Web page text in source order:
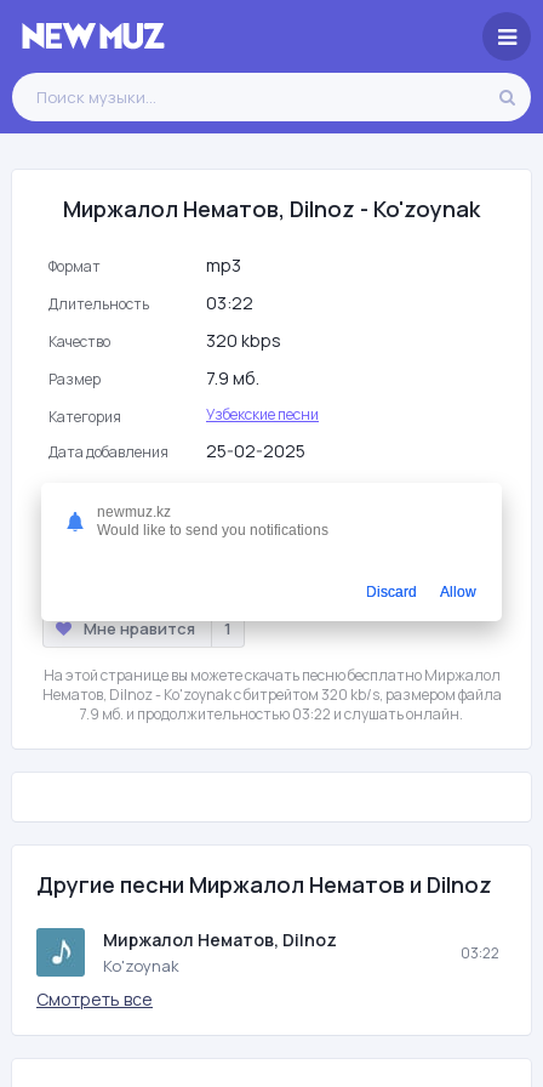
Миржалол Нематов, Dilnoz - Ko'zoynak
Формат mp3
Длительность 03:22
Качество 320 kbps
Размер 7.9 мб.
Категория
Узбекские песни
Дата добавления
25-02-2025
Мне нравится 1
На этой странице вы можете скачать песню бесплатно Миржалол
Нематов, Dilnoz - Ko'zoynak с битрейтом 320 kb/s, размером файла
7.9 мб. и продолжительностью 03:22 и слушать онлайн.
Другие песни Миржалол Нематов и Dilnoz
Миржалол Нематов, Dilnoz
Ko'zoynak
03:22
Смотреть все
newmuz.kz
Would like to send you notifications
Discard Allow